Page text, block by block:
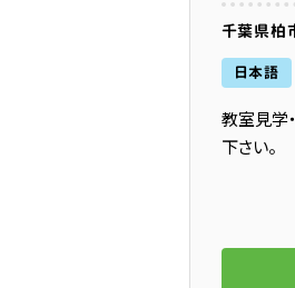
千葉県柏
日本語
教室見学
下さい。